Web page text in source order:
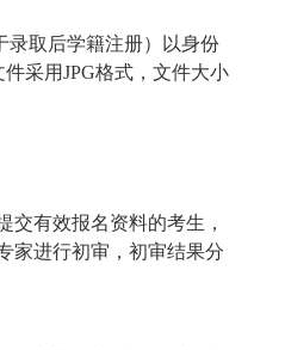
录取后学籍注册）以身份
采用JPG格式，文件大小
交有效报名资料的考生，
家进行初审，初审结果分